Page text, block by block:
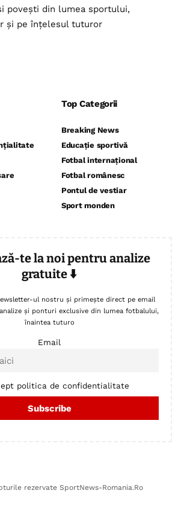
povești din lumea sportului,
și pe înțelesul tuturor
Top Categorii
Breaking News
Educație sportivă
Fotbal internațional
Fotbal românesc
Pontul de vestiar
Sport monden
te la noi pentru analize
gratuite ⬇️
ul nostru și primește direct pe email
și ponturi exclusive din lumea fotbalului,
înaintea tuturo
Email
politica de confidentialitate
rezervate SportNews-Romania.Ro